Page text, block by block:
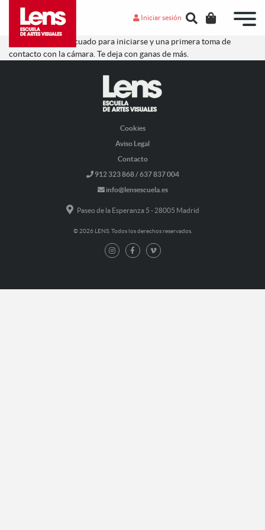
Iniciar sesión
Un curso muy adecuado para iniciarse y una primera toma de
contacto con la cámara. Te deja con ganas de más.
Cookies
Aviso Legal
Contacto
912 323 868 / 637 837 004
info@lensescuela.es
Paseo de la Esperanza 5 - 28005 Madrid
© 2026 LENS. Todos los derechos reservados.